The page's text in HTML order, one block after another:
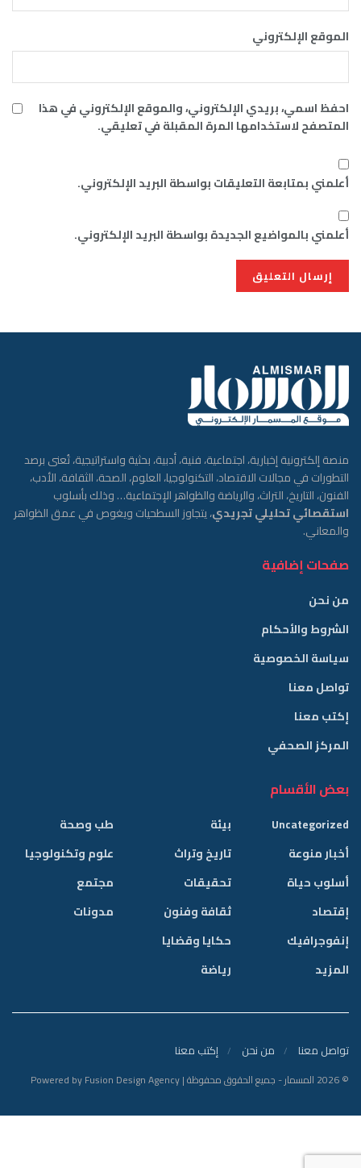
الموقع الإلكتروني
احفظ اسمي، بريدي الإلكتروني، والموقع الإلكتروني في هذا
المتصفح لاستخدامها المرة المقبلة في تعليقي.
أعلمني بمتابعة التعليقات بواسطة البريد الإلكتروني.
أعلمني بالمواضيع الجديدة بواسطة البريد الإلكتروني.
منصة إلكترونية إخبارية، اجتماعية، فنية، أدبية، بحثية واستراتيجية، تُعنى برصد
التطورات في مجالات الاقتصاد، التكنولوجيا، العلوم، الصحة، الثقافة، الأدب،
الفنون، التاريخ، التراث، والرياضة والظواهر الإجتماعية… وذلك بأسلوب
استقصائي تحليلي تجريدي، يتجاوز السطحيات ويغوص في عمق الظواهر
والمعاني.
صفحات إضافية
من نحن
الشروط والأحكام
سياسة الخصوصية
تواصل معنا
إكتب معنا
المركز الصحفي
بعض الأقسام
Uncategorized
أخبار منوعة
أسلوب حياة
إقتصاد
إنفوجرافيك
المزيد
بيئة
تاريخ وتراث
تحقيقات
ثقافة وفنون
حكايا وقضايا
رياضة
طب وصحة
علوم وتكنولوجيا
مجتمع
مدونات
تواصل معنا من نحن إكتب معنا